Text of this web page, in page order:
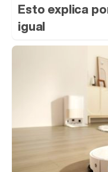
Esto explica
igual